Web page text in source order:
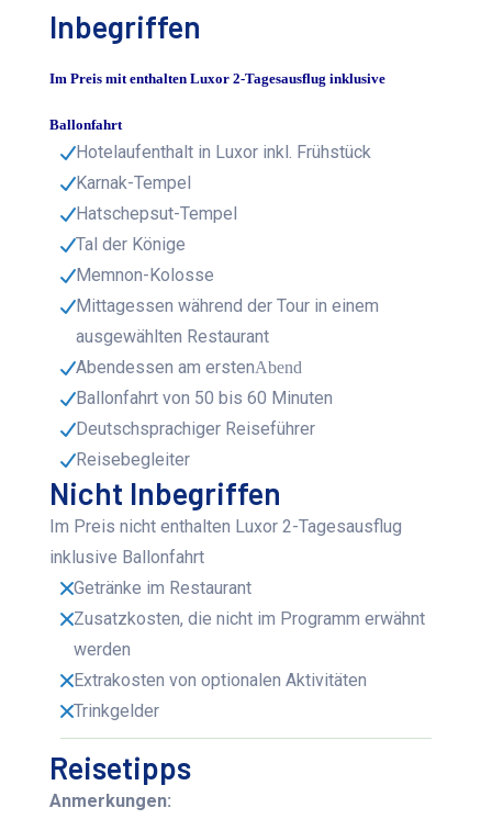
Inbegriffen
Im Preis mit enthalten Luxor 2-Tagesausflug inklusive
Ballonfahrt
Hotelaufenthalt in Luxor inkl. Frühstück
Karnak-Tempel
Hatschepsut-Tempel
Tal der Könige
Memnon-Kolosse
Mittagessen während der Tour in einem
ausgewählten Restaurant
Abendessen am erstenAbend
Ballonfahrt von 50 bis 60 Minuten
Deutschsprachiger Reiseführer
Reisebegleiter
Nicht Inbegriffen
Im Preis nicht enthalten Luxor 2-Tagesausflug
inklusive Ballonfahrt
Getränke im Restaurant
Zusatzkosten, die nicht im Programm erwähnt
werden
Extrakosten von optionalen Aktivitäten
Trinkgelder
Reisetipps
Anmerkungen: